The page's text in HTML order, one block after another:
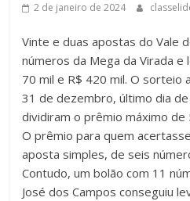
2 de janeiro de 2024
Vinte e duas apostas do Vale
números da Mega da Virada
70 mil e R$ 420 mil. O sorteio
31 de dezembro, último dia
dividiram o prêmio máximo de
O prêmio para quem
aposta simples, de seis
Contudo, um bolão com 11
José dos Campos conseguiu